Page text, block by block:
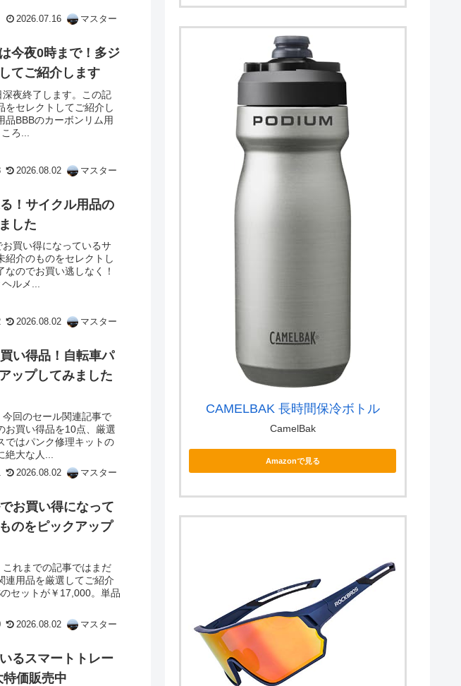
2026.07.16 マスター
今夜0時まで！多ジ
てご紹介します
夜終了します。この記
をセレクトしてご紹介し
BBBのカーボンリム用
ろ...
2026.08.02 マスター
！サイクル用品の
した
買い得になっているサ
紹介のものをセレクトし
のでお買い逃しなく！
ルメ...
2026.08.02 マスター
い得品！自転車パ
ップしてみました
回のセール関連記事で
お買い得品を10点、厳選
ではパンク修理キットの
大な人...
2026.08.02 マスター
お買い得になって
のをピックアップ
れまでの記事ではまだ
連用品を厳選してご紹介
セットが￥17,000。単品
2026.08.02 マスター
るスマートトレー
価販売中
CAMELBAK 長時間保冷ボトル
CamelBak
Amazonで見る